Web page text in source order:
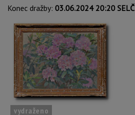
Konec dražby: 03.06.2024 20:20 SELČ
vydraženo